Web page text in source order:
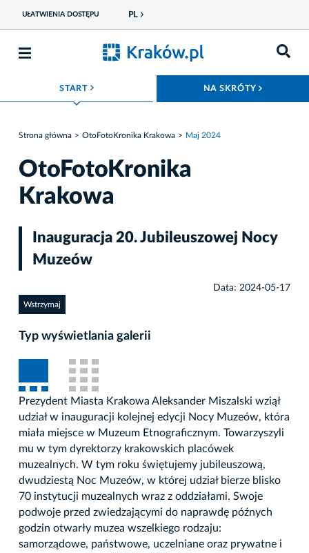
UŁATWIENIA DOSTĘPU PL
START ROZWIŃ MENU NA SKRÓTY
Strona główna OtoFotoKronika Krakowa Maj 2024
OtoFotoKronika
Krakowa
Inauguracja 20. Jubileuszowej Nocy
Muzeów
Data: 2024-05-17
Wstrzymaj
Typ wyświetlania galerii
Prezydent Miasta Krakowa Aleksander Miszalski wziął
udział w inauguracji kolejnej edycji Nocy Muzeów, która
miała miejsce w Muzeum Etnograficznym. Towarzyszyli
mu w tym dyrektorzy krakowskich placówek
muzealnych. W tym roku świętujemy jubileuszową,
dwudziestą Noc Muzeów, w której udział bierze blisko
70 instytucji muzealnych wraz z oddziałami. Swoje
podwoje przed zwiedzającymi do naprawdę późnych
godzin otwarły muzea wszelkiego rodzaju:
samorządowe, państwowe, uczelniane oraz prywatne i